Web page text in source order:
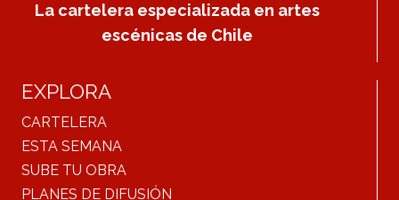
La cartelera especializada en artes
escénicas de Chile
EXPLORA
CARTELERA
ESTA SEMANA
SUBE TU OBRA
PLANES DE DIFUSIÓN